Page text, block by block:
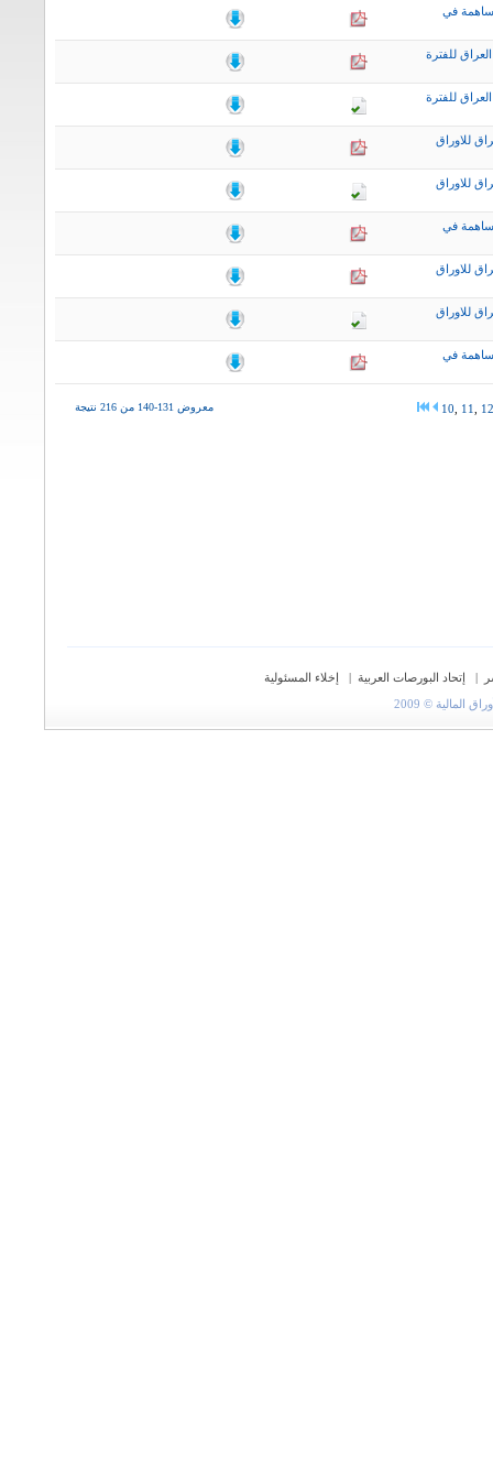
في
للفترة
للفترة
للاوراق
للاوراق
في
للاوراق
للاوراق
في
معروض 131-140 من 216 نتيجة 10 11 12
| إتحاد البورصات العربية |
إخلاء المسئولية
© 2009